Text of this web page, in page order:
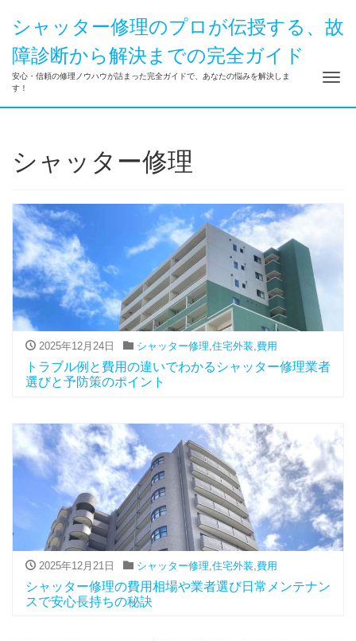
シャッター修理のプロが伝授する、故
障診断から解決までの完全ガイド
安心・信頼の修理ノウハウが詰まった完全ガイドで、あなたの悩みを解決しま
す！
ナ
シャッター修理
2025年12月24日 シャッター修理,住宅外装,費用
トラブル例と費用の違いでわかるシャッター修理業者
選びと予防策のポイント
2025年12月21日 シャッター修理 住宅外装 費用
シャッター修理の費用相場や業者選び日常メンテナン
スで安心長持ちの秘訣